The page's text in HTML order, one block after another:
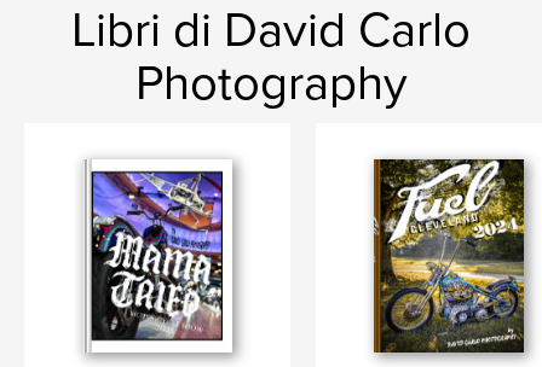
Libri di David Carlo
Photography